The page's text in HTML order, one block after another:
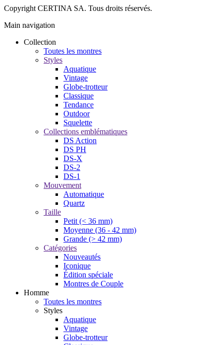
Copyright CERTINA SA. Tous droits réservés.
Main navigation
Collection
Toutes les montres
Styles
Aquatique
Vintage
Globe-trotteur
Classique
Tendance
Outdoor
Squelette
Collections emblématiques
DS Action
DS PH
DS-X
DS-2
DS-1
Mouvement
Automatique
Quartz
Taille
Petit (< 36 mm)
Moyenne (36 - 42 mm)
Grande (> 42 mm)
Catégories
Nouveautés
Iconique
Édition spéciale
Montres de Couple
Homme
Toutes les montres
Styles
Aquatique
Vintage
Globe-trotteur